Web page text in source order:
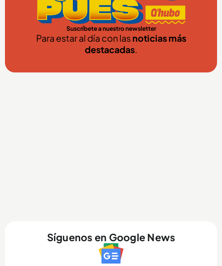
Suscríbete a nuestro newsletter
Para estar al día con lasnoticias más
destacadas.
Síguenos en Google News